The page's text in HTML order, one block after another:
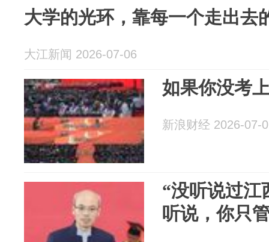
大学的光环，靠每一个走出去
大江新闻 2026-07-06
如果你没考
新浪财经 2026-07-
“没听说过江
听说，你只